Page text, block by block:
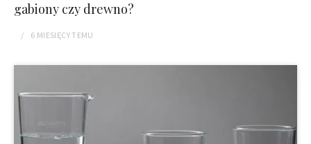
gabiony czy drewno?
6 MIESIĘCYTEMU